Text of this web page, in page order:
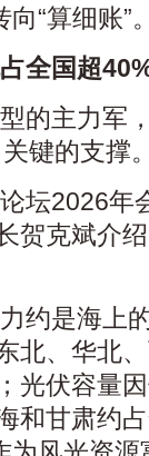
“算细账”
全国超
的主力军
键的支撑
坛2026年
贺克斌介
约是海上
北、华北
光伏容量
和甘肃约